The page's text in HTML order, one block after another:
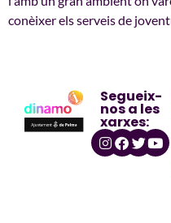
conèixer els serveis de
Segueix-
nos a les
xarxes: